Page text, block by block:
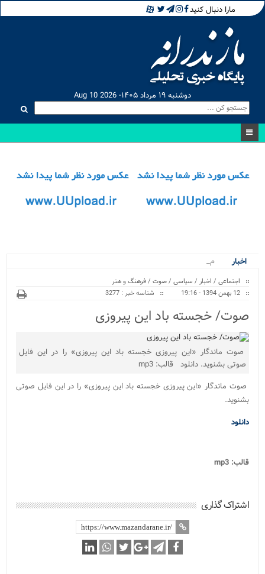
مارا دنبال کنید
دوشنبه ۱۹ مرداد ۱۴۰۵- Aug 10 2026
اخبار
مسابق_
اجتماعی / اخبار / سیاسی /صوت /فرهنگ و هنر
12 بهمن 1394 - 19:16
شناسه خبر : 3277
صوت/ خجسته باد این پیروزی
صوت ماندگار «این پیروزی خجسته باد این پیروزی» را در این فایل
صوتی بشنوید. دانلود قالب: mp3
صوت ماندگار «این پیروزی خجسته باد این پیروزی» را در این فایل صوتی
بشنوید.
دانلود
قالب: mp3
اشتراک گذاری